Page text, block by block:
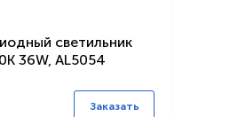
светильник
36W, AL5054
Заказать